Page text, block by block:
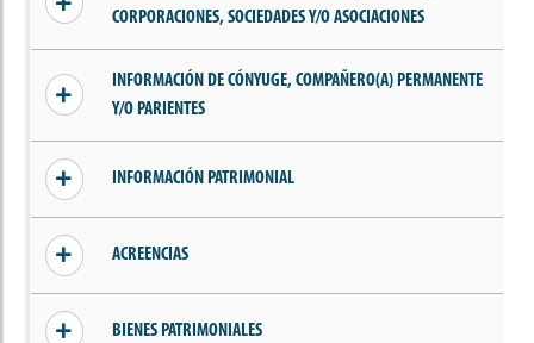
CORPORACIONES, SOCIEDADES Y/O ASOCIACIONES
Sin información añadida
INFORMACIÓN DE CÓNYUGE, COMPAÑERO(A) PERMANENTE
Y/O PARIENTES
Sin información de parientes, cónyuge o
compañero(a) permanente
INFORMACIÓN PATRIMONIAL
Sin ingresos declarados
ACREENCIAS
Sin acreencias declaradas
BIENES PATRIMONIALES